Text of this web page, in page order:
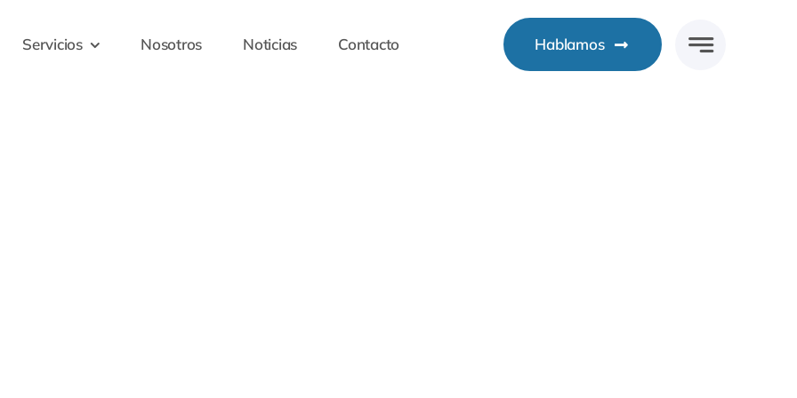
Servicios Nosotros Noticias Contacto Hablamos